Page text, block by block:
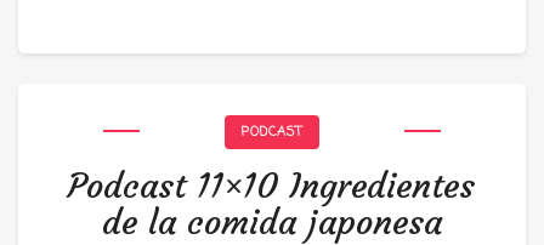
PODCAST
Podcast 11×10 Ingredientes
de la comida japonesa